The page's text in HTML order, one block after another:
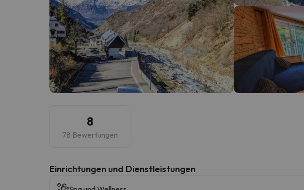
8
78 Bewertungen
​Einrichtungen und Dienstleistungen